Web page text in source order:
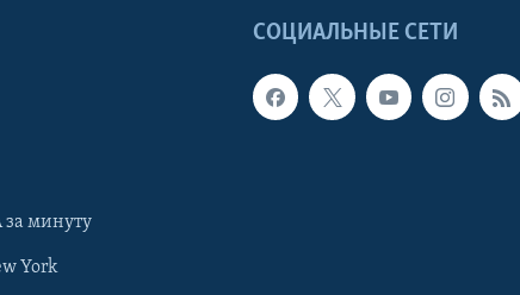
СОЦИАЛЬНЫЕ СЕТИ
минуту
York